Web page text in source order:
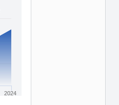
2024